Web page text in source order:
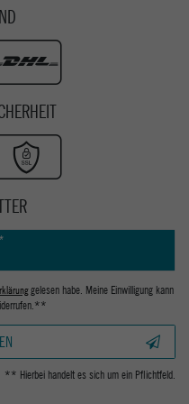
gelesen habe. Meine Einwilligung kann
** Hierbei handelt es sich um ein Pflichtfeld.